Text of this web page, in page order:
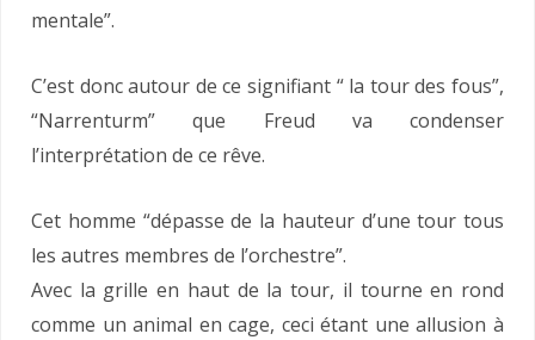
mentale”.
C’est donc autour de ce signifiant “ la tour des fous”,
“Narrenturm” que Freud va condenser
l’interprétation de ce rêve.
Cet homme “dépasse de la hauteur d’une tour tous
les autres membres de l’orchestre”.
Avec la grille en haut de la tour, il tourne en rond
comme un animal en cage, ceci étant une allusion à